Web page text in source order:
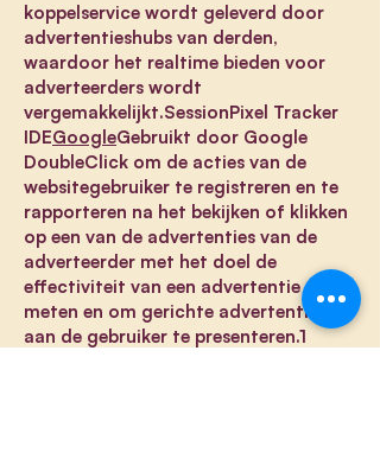
koppelservice wordt geleverd door
advertentieshubs van derden,
waardoor het realtime bieden voor
adverteerders wordt
vergemakkelijkt.SessionPixel Tracker
IDEGoogleGebruikt door Google
DoubleClick om de acties van de
websitegebruiker te registreren en te
rapporteren na het bekijken of klikken
op een van de advertenties van de
adverteerder met het doel de
effectiviteit van een advertentie te
meten en om gerichte advertenties
aan de gebruiker te presenteren.1